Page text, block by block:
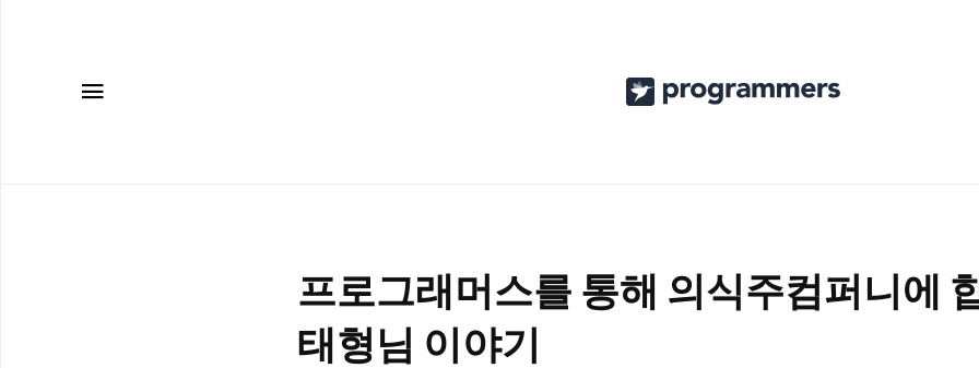
로
스
공
프로그래머스를 통해 의식주컴퍼니에
태형님 이야기